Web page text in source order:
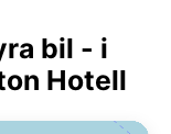
bil - i
Hotell